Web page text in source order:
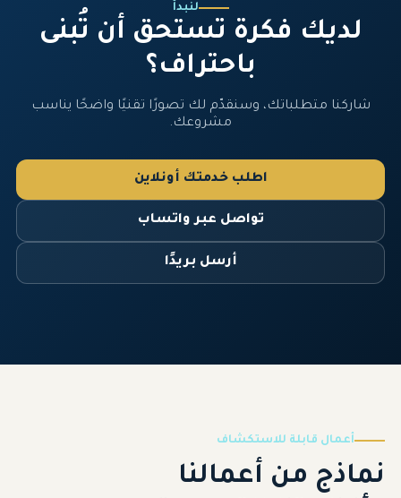
لنبدأ
لديك فكرة تستحق أن تُبنى
باحتراف؟
شاركنا متطلباتك، وسنقدّم لك تصورًا تقنيًا واضحًا يناسب
مشروعك.
اطلب خدمتك أونلاين
تواصل عبر واتساب
أرسل بريدًا
أعمال قابلة للاستكشاف
نماذج من أعمالنا